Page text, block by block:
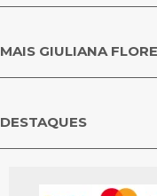
MAIS GIULIANA
DESTAQUES